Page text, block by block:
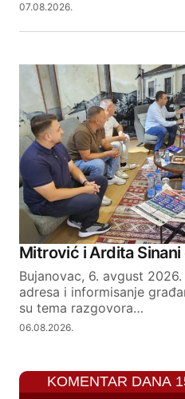
07.08.2026.
Mitrović i Ardita
Bujanovac, 6. avgust
adresa i informisanje
su tema razgovora…
06.08.2026.
KOMENTAR DANA